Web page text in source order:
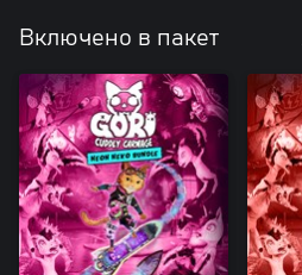
Включено в пакет